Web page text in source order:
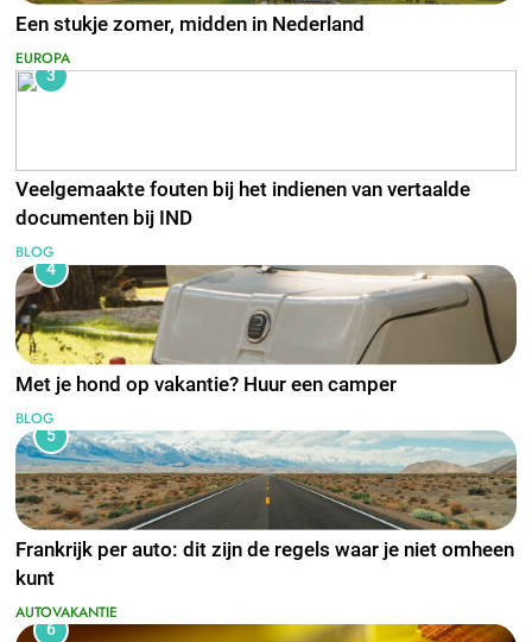
Een stukje zomer, midden in Nederland
EUROPA
3
Veelgemaakte fouten bij het indienen van vertaalde
documenten bij IND
BLOG
4
Met je hond op vakantie? Huur een camper
BLOG
5
Frankrijk per auto: dit zijn de regels waar je niet omheen
kunt
AUTOVAKANTIE
6